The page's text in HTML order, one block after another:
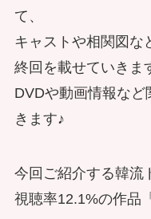
て、
キャストや相関図な
終回を載せていきま
DVDや動画情報な
きます♪
今回ご紹介する韓流
視聴率12.1%の作品